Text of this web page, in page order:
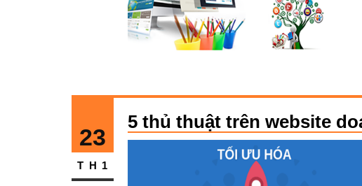
5 thủ thuật trên website
23
TH1